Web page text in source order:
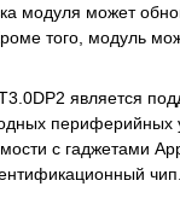
модуля может
того, модуль
является
с гаджетами
чип.